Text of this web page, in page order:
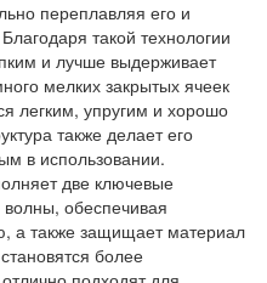
переплавляя его и
такой технологии
и лучше выдерживает
мелких закрытых ячеек
легким, упругим и хорошо
также делает его
в использовании.
две ключевые
обеспечивая
а также защищает материал
более